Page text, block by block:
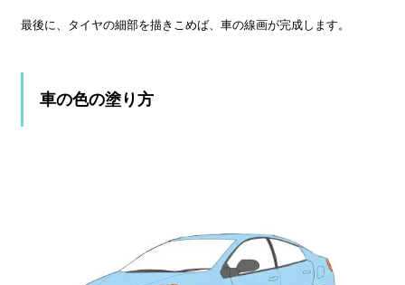
最後に、タイヤの細部を描きこめば、車の線画が完成します。
車の色の塗り方